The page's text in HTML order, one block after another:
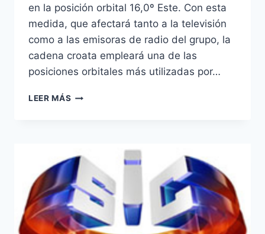
en la posición orbital 16,0º Este. Con esta
medida, que afectará tanto a la televisión
como a las emisoras de radio del grupo, la
cadena croata empleará una de las
posiciones orbitales más utilizadas por…
LEER MÁS HRT
1
DE
AGOSTO
POR
EUTELSAT
16A